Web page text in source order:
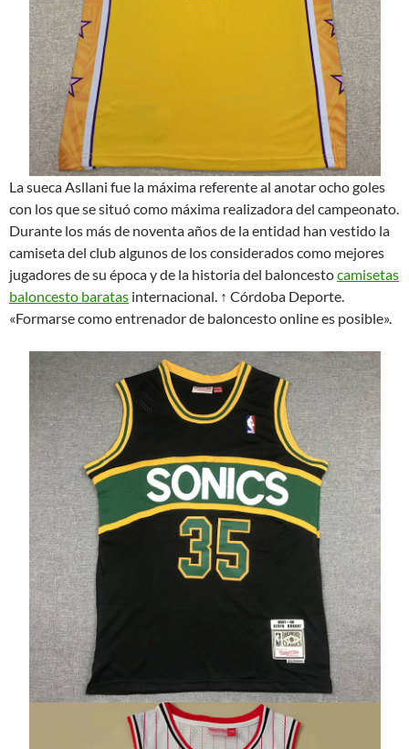
La sueca Asllani fue la máxima referente al anotar ocho goles
con los que se situó como máxima realizadora del campeonato.
Durante los más de noventa años de la entidad han vestido la
camiseta del club algunos de los considerados como mejores
jugadores de su época y de la historia del baloncestocamisetas
baloncesto baratas internacional. ↑ Córdoba Deporte.
«Formarse como entrenador de baloncesto online es posible».